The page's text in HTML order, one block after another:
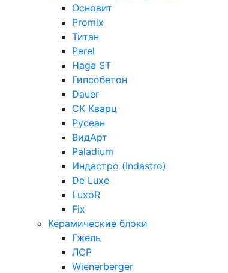
Основит
Promix
Титан
Perel
Haga ST
Гипсобетон
Dauer
СК Кварц
Русеан
ВидАрт
Paladium
Индастро (Indastro)
De Luxe
LuxoR
Fix
Керамические блоки
Гжель
ЛСР
Wienerberger